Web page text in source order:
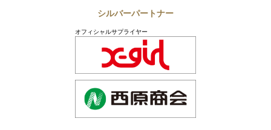
シルバーパートナー
オフィシャルサプライヤー